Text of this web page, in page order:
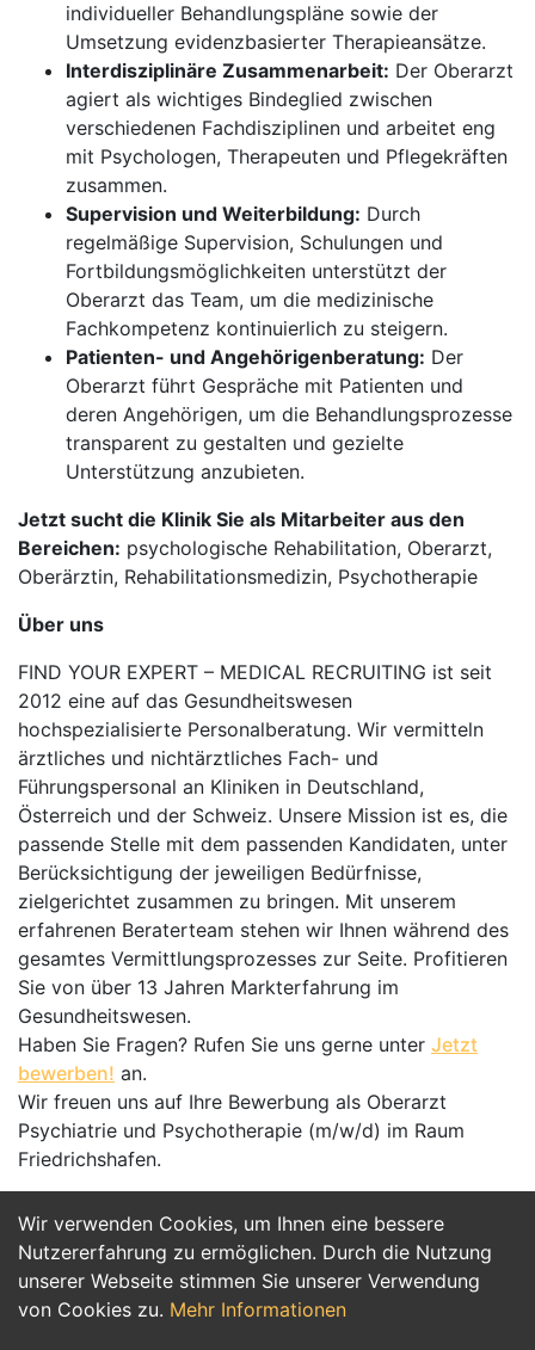
Wir verwenden Cookies, um Ihnen eine bessere
Nutzererfahrung zu ermöglichen. Durch die Nutzung
unserer Webseite stimmen Sie unserer Verwendung
von Cookies zu. Mehr Informationen
individueller Behandlungspläne sowie der
Umsetzung evidenzbasierter Therapieansätze.
Interdisziplinäre Zusammenarbeit: Der Oberarzt
agiert als wichtiges Bindeglied zwischen
verschiedenen Fachdisziplinen und arbeitet eng
mit Psychologen, Therapeuten und Pflegekräften
zusammen.
Supervision und Weiterbildung: Durch
regelmäßige Supervision, Schulungen und
Fortbildungsmöglichkeiten unterstützt der
Oberarzt das Team, um die medizinische
Fachkompetenz kontinuierlich zu steigern.
Patienten- und Angehörigenberatung: Der
Oberarzt führt Gespräche mit Patienten und
deren Angehörigen, um die Behandlungsprozesse
transparent zu gestalten und gezielte
Unterstützung anzubieten.
Jetzt sucht die Klinik Sie als Mitarbeiter aus den
Bereichen: psychologische Rehabilitation, Oberarzt,
Oberärztin, Rehabilitationsmedizin, Psychotherapie
Über uns
FIND YOUR EXPERT – MEDICAL RECRUITING ist seit
2012 eine auf das Gesundheitswesen
hochspezialisierte Personalberatung. Wir vermitteln
ärztliches und nichtärztliches Fach- und
Führungspersonal an Kliniken in Deutschland,
Österreich und der Schweiz. Unsere Mission ist es, die
passende Stelle mit dem passenden Kandidaten, unter
Berücksichtigung der jeweiligen Bedürfnisse,
zielgerichtet zusammen zu bringen. Mit unserem
erfahrenen Beraterteam stehen wir Ihnen während des
gesamtes Vermittlungsprozesses zur Seite. Profitieren
Sie von über 13 Jahren Markterfahrung im
Gesundheitswesen.
Haben Sie Fragen? Rufen Sie uns gerne unter Jetzt
bewerben! an.
Wir freuen uns auf Ihre Bewerbung als Oberarzt
Psychiatrie und Psychotherapie (m/w/d) im Raum
Friedrichshafen.
Jetzt Bewerben